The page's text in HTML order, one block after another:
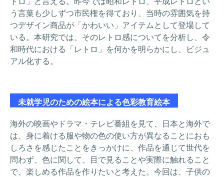
う言葉も少しずつ市民権を得ており、当時の雰囲気を持
つデザイン商品が「かわいい」アイテムとして登場して
いる。本研究では、そのレトロ感についてを分析し、令
和時代における「レトロ」を何かを明らかにし、ビジュ
アル化する。
未就学児のための絵本による色彩教育絵本
海外の映画やドラマ・テレビ番組を見て、日本と海外で
は、身に着ける服や物の色の使い方が異なることにおも
しろさを感じたことをきっかけに、作品を通じて世代を
問わず、色に関して、目で見ることや実際に触れること
で、楽しめる作品を作りたいと考えた。今回は、子供の